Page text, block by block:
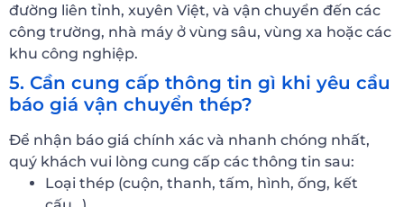
đường liên tỉnh, xuyên Việt, và vận chuyển đến các
công trường, nhà máy ở vùng sâu, vùng xa hoặc các
khu công nghiệp.
5. Cần cung cấp thông tin gì khi yêu cầu
báo giá vận chuyển thép?
Để nhận báo giá chính xác và nhanh chóng nhất,
quý khách vui lòng cung cấp các thông tin sau:
Loại thép (cuộn, thanh, tấm, hình, ống, kết